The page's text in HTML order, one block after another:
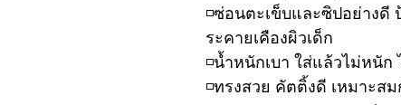
◽️ซ่อนตะเข็บและซิปอย่าง
ระคายเคืองผิวเด็ก
◽️น้ำหนักเบา ใส่แล้วไม่หนัก
◽️ทรงสวย คัตติ้งดี เหมาะส